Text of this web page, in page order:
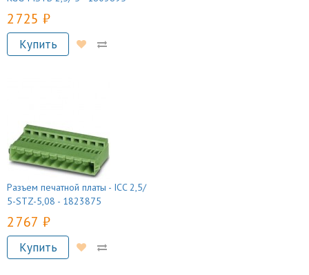
2 725 руб.
Купить
Разъем печатной платы - ICC 2,5/
5-STZ-5,08 - 1823875
2 767 руб.
Купить